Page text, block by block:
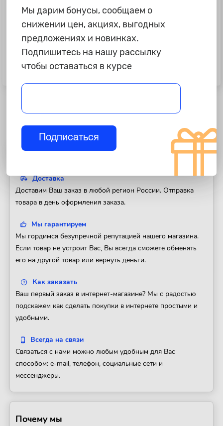
3 565 ₽
Набор накидных изогнутых
6 895 ₽
Набор инструментов 82
Доставка
Доставим Ваш заказ в любой регион России. Отправка
товара в день оформления заказа.
Мы гарантируем
Мы гордимся безупречной репутацией нашего магазина.
Если товар не устроит Вас, Вы всегда сможете обменять
его на другой товар или вернуть деньги.
Как заказать
Ваш первый заказ в интернет-магазине? Мы с радостью
подскажем как сделать покупки в интернете простыми и
удобными.
Всегда на связи
Связаться с нами можно любым удобным для Вас
способом: e-mail, телефон, социальные сети и
мессенджеры.
Почему мы
Мы дарим бонусы, сообщаем о
снижении цен, акциях, выгодных
предложениях и новинках.
Подпишитесь на нашу рассылку
чтобы оставаться в курсе
Подписаться